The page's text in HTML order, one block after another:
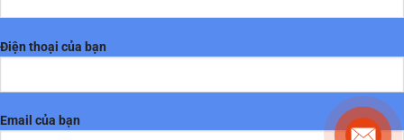
Điện thoại của bạn
Email của bạn